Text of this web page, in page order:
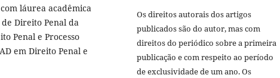
láurea acadêmica
de Direito Penal da
Penal e Processo
em Direito Penal e
Os direitos autorais dos artigos
publicados são do autor, mas com
direitos do periódico sobre a primeira
publicação e com respeito ao período
de exclusividade de um ano. Os